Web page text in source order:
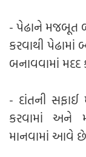
- પેઢાને મજબૂત
કરવાથી
બનાવવામાં
- દાંતની
કરવામાં અને
માનવામાં આવે